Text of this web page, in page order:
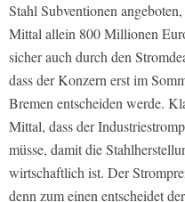
Stahl Subventionen
Mittal allein 800 Millionen
sicher auch durch den
dass der Konzern erst im
Bremen entscheiden werde.
Mittal, dass der
müsse, damit die
wirtschaftlich ist. Der
denn zum einen entscheidet